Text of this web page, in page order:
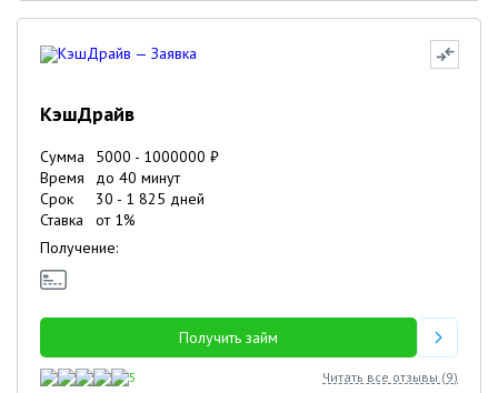
КэшДрайв
Сумма 5000 - 1000000 ₽
Время
до 40 минут
Срок
30 - 1 825 дней
Ставка
от 1%
Получение:
Получить займ
5 Читать все отзывы (9)